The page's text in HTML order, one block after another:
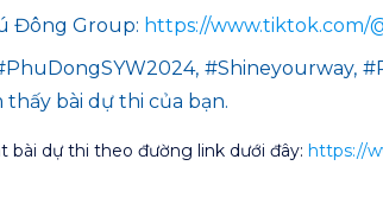
Đông Group: https://www.tiktok.com/
#Shineyourway,
bài dự thi của bạn.
bài dự thi theo đường link dưới đây: https://